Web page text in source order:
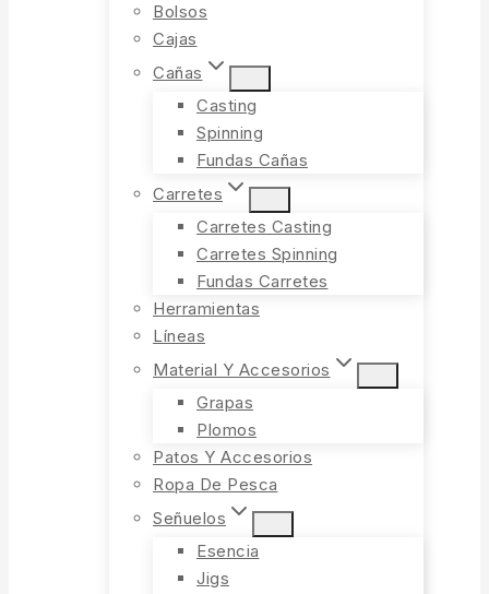
Bolsos
Cajas
Cañas
Casting
Spinning
Fundas Cañas
Carretes
Carretes Casting
Carretes Spinning
Fundas Carretes
Herramientas
Líneas
Material Y Accesorios
Grapas
Plomos
Patos Y Accesorios
Ropa De Pesca
Señuelos
Esencia
Jigs